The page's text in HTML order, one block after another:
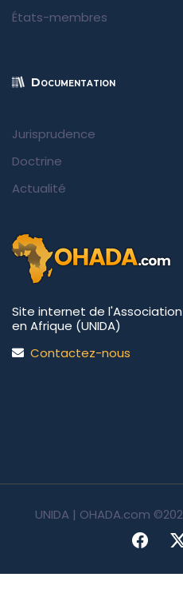
États-membres
Documentation
Jurisprudence
Doctrine
Actualité
Site internet de
en Afrique (UNIDA)
Contactez-nous
UNIDA | OHADA.com